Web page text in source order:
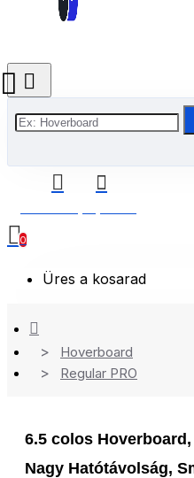
0
Üres a kosarad
Hoverboard
Regular PRO
6.5 colos
Nagy Hatótávolság,